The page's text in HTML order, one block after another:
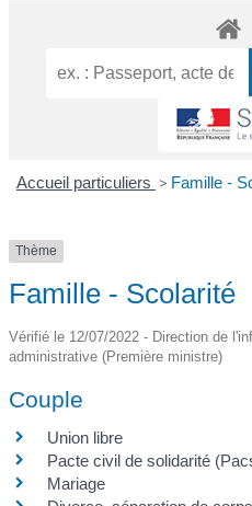
Accueil particuliers > Famille -
Thème
Famille - Scolarité
Vérifié le 12/07/2022 - Direction de
administrative (Première ministre)
Couple
Union libre
Pacte civil de solidarité
Mariage